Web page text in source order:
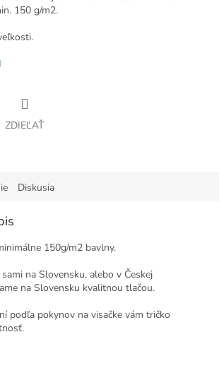
150 g/m2.
ZDIEĽAŤ
Diskusia
150g/m2 bavlny.
na Slovensku, alebo v Českej
na Slovensku kvalitnou tlačou.
podľa pokynov na visačke vám tričko